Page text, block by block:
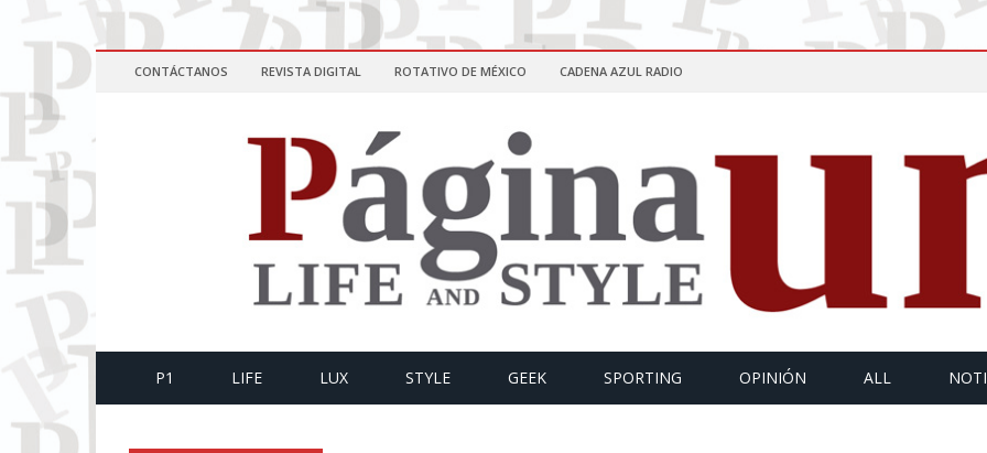
CONTÁCTANOS REVISTA DIGITAL ROTATIVO DE MÉXICO CADENA AZUL RADIO
P1 LIFE LUX STYLE GEEK SPORTING OPINIÓN ALL